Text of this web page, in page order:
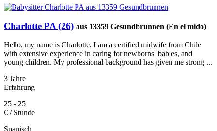
Charlotte PA (26) aus 13359 Gesundbrunnen (En el mido)
Hello, my name is Charlotte. I am a certified midwife from Chile
with extensive experience in caring for newborns, babies, and
young children. My professional background has given me strong ...
3 Jahre
Erfahrung
25 - 25
€ / Stunde
Spanisch